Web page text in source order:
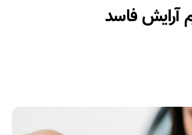
فاسد